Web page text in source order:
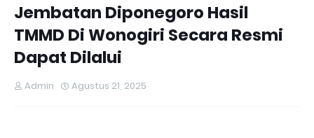
Jembatan Diponegoro Hasil
TMMD Di Wonogiri Secara Resmi
Dapat Dilalui
Admin Agustus 21, 2025